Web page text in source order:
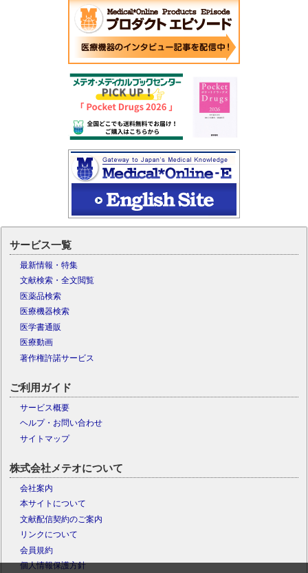
サービス一覧
最新情報・特集
文献検索・全文閲覧
医薬品検索
医療機器検索
医学書通販
医療動画
著作権許諾サービス
ご利用ガイド
サービス概要
ヘルプ・お問い合わせ
サイトマップ
株式会社メテオについて
会社案内
本サイトについて
文献配信契約のご案内
リンクについて
会員規約
個人情報保護方針